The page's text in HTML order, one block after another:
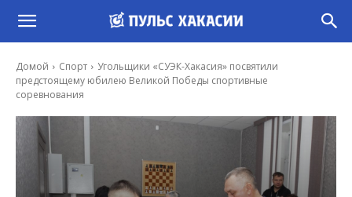
Домой Спорт
Угольщики «СУЭК-Хакасия» посвятили
предстоящему юбилею Великой Победы спортивные
соревнования